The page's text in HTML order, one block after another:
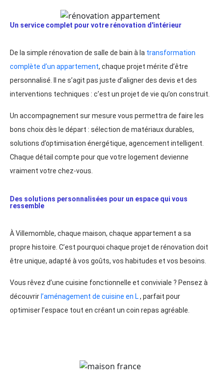
Un service complet pour votre rénovation d'intérieur
De la simple rénovation de salle de bain à la transformation
complète d’un appartement, chaque projet mérite d’être
personnalisé. Il ne s’agit pas juste d’aligner des devis et des
interventions techniques : c’est un projet de vie qu’on construit.
Un accompagnement sur mesure vous permettra de faire les
bons choix dès le départ : sélection de matériaux durables,
solutions d’optimisation énergétique, agencement intelligent.
Chaque détail compte pour que votre logement devienne
vraiment votre chez-vous.
Des solutions personnalisées pour un espace qui vous
ressemble
À Villemomble, chaque maison, chaque appartement a sa
propre histoire. C’est pourquoi chaque projet de rénovation doit
être unique, adapté à vos goûts, vos habitudes et vos besoins.
Vous rêvez d’une cuisine fonctionnelle et conviviale ? Pensez à
découvrir l’aménagement de cuisine en L, parfait pour
optimiser l’espace tout en créant un coin repas agréable.